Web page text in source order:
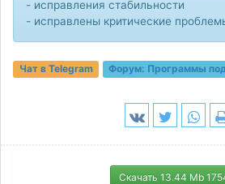
- исправления стабильности
- исправлены критические
Чат в Telegram Форум: Программы
Скачать 13.44 Mb